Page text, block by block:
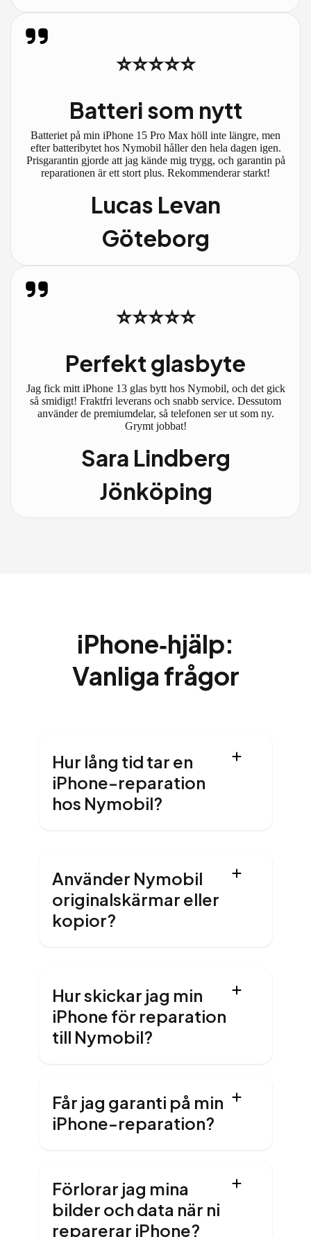
⭐⭐⭐⭐⭐
Batteri som nytt
Batteriet på min iPhone 15 Pro Max höll inte längre, men
efter batteribytet hos Nymobil håller den hela dagen igen.
Prisgarantin gjorde att jag kände mig trygg, och garantin på
reparationen är ett stort plus. Rekommenderar starkt!
Lucas Levan
Göteborg
⭐⭐⭐⭐⭐
Perfekt glasbyte
Jag fick mitt iPhone 13 glas bytt hos Nymobil, och det gick
så smidigt! Fraktfri leverans och snabb service. Dessutom
använder de premiumdelar, så telefonen ser ut som ny.
Grymt jobbat!
Sara Lindberg
Jönköping
iPhone‑hjälp:
Vanliga frågor
Hur lång tid tar en
iPhone-reparation
hos Nymobil?
Använder Nymobil
originalskärmar eller
kopior?
Hur skickar jag min
iPhone för reparation
till Nymobil?
Får jag garanti på min
iPhone-reparation?
Förlorar jag mina
bilder och data när ni
reparerar iPhone?